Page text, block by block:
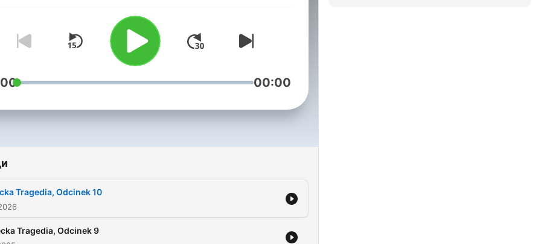
inną Grecję? Tę mroczną,
przerażającą, tajemniczą i
niebezpieczną? Grecka
Tragedia to historie
kryminalne, które wydarzyły
opowieści z greckiego
po jakie się tutaj Drogi
okładce - Spiros Lioris.
00:00
Tragedia, Odcinek 10
Tragedia, Odcinek 9